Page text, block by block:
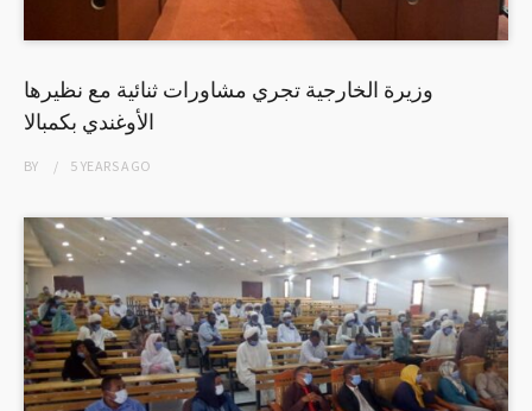
وزيرة الخارجية تجري مشاورات ثنائية مع نظيرها
الأوغندي بكمبالا
BY 5 YEARSAGO